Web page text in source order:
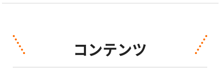
コンテンツ